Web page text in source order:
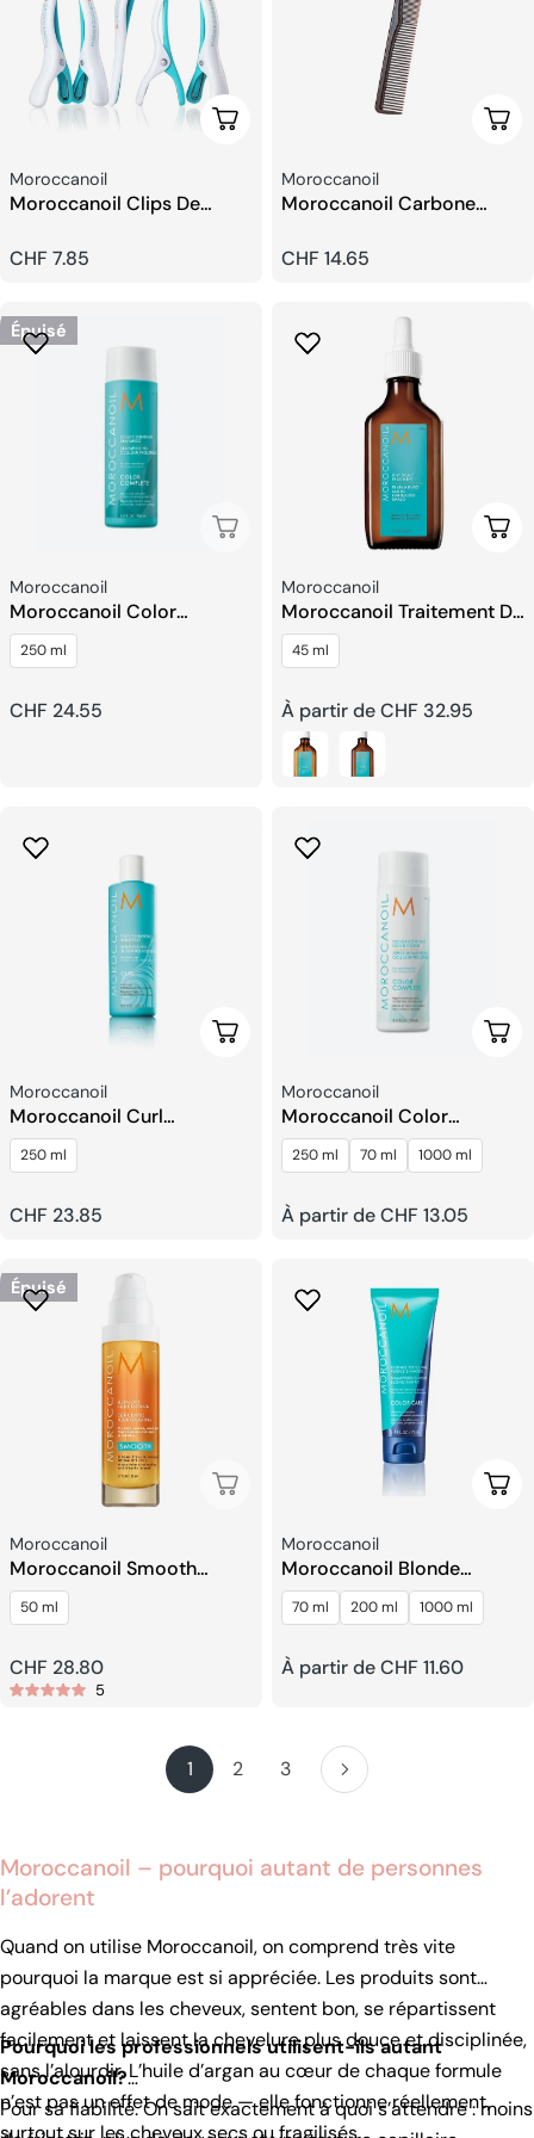
Ajouter Au Panier
Fournisseur:
Moroccanoil
Moroccanoil Clips De
Prix
habituel
CHF 7.85
Fournisseur:
Moroccanoil
Moroccanoil Carbone
Prix
CHF 14.65
Épuisé
Épuisé
Fournisseur:
Moroccanoil
Moroccanoil Color
Complex Shampooing
Couleur Prolongee
250 ml
Prix
CHF 24.55
Fournisseur:
Moroccanoil
Moroccanoil Traitement Du
Cuir Chevelu Sec
45 ml
Prix
habituel
À partir de CHF 32.95
Ajouter Au Panier
Fournisseur:
Moroccanoil
Moroccanoil Curl
Shampooing Sublimateur
De Boucles
250 ml
Prix
habituel
CHF 23.85
Fournisseur:
Moroccanoil
Moroccanoil Color
Continue Après-
shampoing
250 ml 70 ml 1000 ml
Prix
À partir de CHF 13.05
Épuisé
Épuisé
Fournisseur:
Moroccanoil
Moroccanoil Smooth
Concentré Pour Brushing
50 ml
Prix
CHF 28.80
5
Fournisseur:
Moroccanoil
Moroccanoil Blonde
Perfecting Purple
Shampooing
70 ml 200 ml 1000 ml
Prix
À partir de CHF 11.60
1 2 3
Moroccanoil – pourquoi autant de personnes
l’adorent
Quand on utilise Moroccanoil, on comprend très vite
pourquoi la marque est si appréciée. Les produits sont
agréables dans les cheveux, sentent bon, se répartissent
facilement et laissent la chevelure plus douce et disciplinée,
sans l’alourdir. L’huile d’argan au cœur de chaque formule
n’est pas un effet de mode — elle fonctionne réellement,
surtout sur les cheveux secs ou fragilisés.
Pourquoi les professionnels utilisent-ils autant
Moroccanoil?
Pour sa fiabilité. On sait exactement à quoi s’attendre : moins